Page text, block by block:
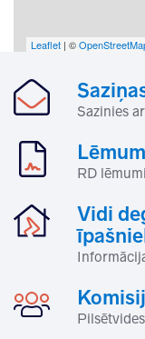
Leaflet | ©
Sazinies
RD
Vidi